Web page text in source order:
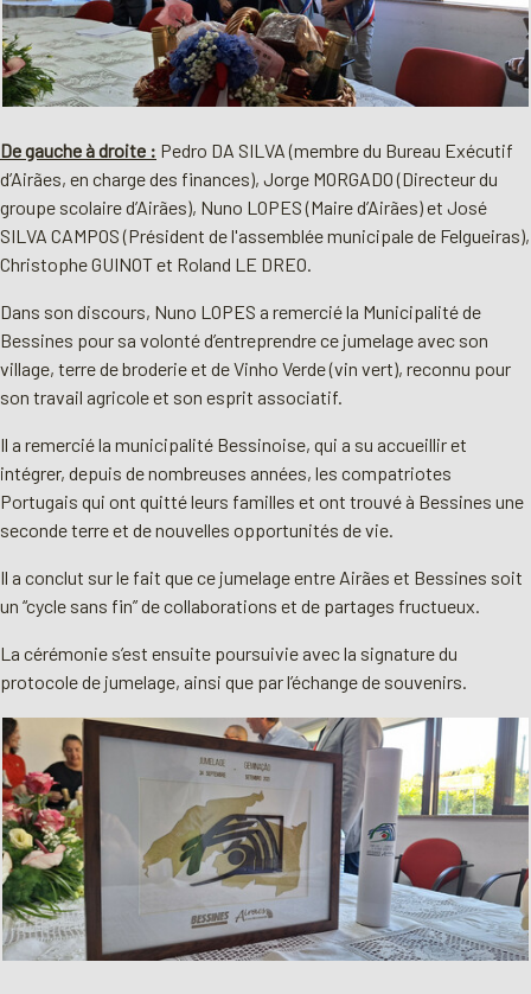
De gauche à droite : Pedro DA SILVA (membre du Bureau Exécutif
d’Airães, en charge des finances), Jorge MORGADO (Directeur du
groupe scolaire d’Airães), Nuno LOPES (Maire d’Airães)et José
SILVA CAMPOS (Président de l'assemblée municipale de Felgueiras),
Christophe GUINOT et Roland LE DREO.
Dans son discours, Nuno LOPES a remercié la Municipalité de
Bessines pour sa volonté d’entreprendre ce jumelage avec son
village, terre de broderie et de Vinho Verde (vin vert), reconnu pour
son travail agricole et son esprit associatif.
Il a remercié la municipalité Bessinoise, qui a su accueillir et
intégrer, depuis de nombreuses années, les compatriotes
Portugais qui ont quitté leurs familles et ont trouvé à Bessines une
seconde terre et de nouvelles opportunités de vie.
Il a conclut sur le fait que ce jumelage entre Airães et Bessines soit
un “cycle sans fin” de collaborations et de partages fructueux.
La cérémonie s’est ensuite poursuivie avec la signature du
protocole de jumelage, ainsi que par l’échange de souvenirs.